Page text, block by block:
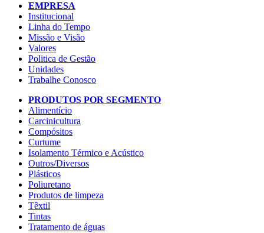
EMPRESA
Institucional
Linha do Tempo
Missão e Visão
Valores
Politica de Gestão
Unidades
Trabalhe Conosco
PRODUTOS POR SEGMENTO
Alimentício
Carcinicultura
Compósitos
Curtume
Isolamento Térmico e Acústico
Outros/Diversos
Plásticos
Poliuretano
Produtos de limpeza
Têxtil
Tintas
Tratamento de águas